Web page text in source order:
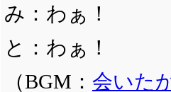
み：わぁ！
と：わぁ！
（BGM： 会いた